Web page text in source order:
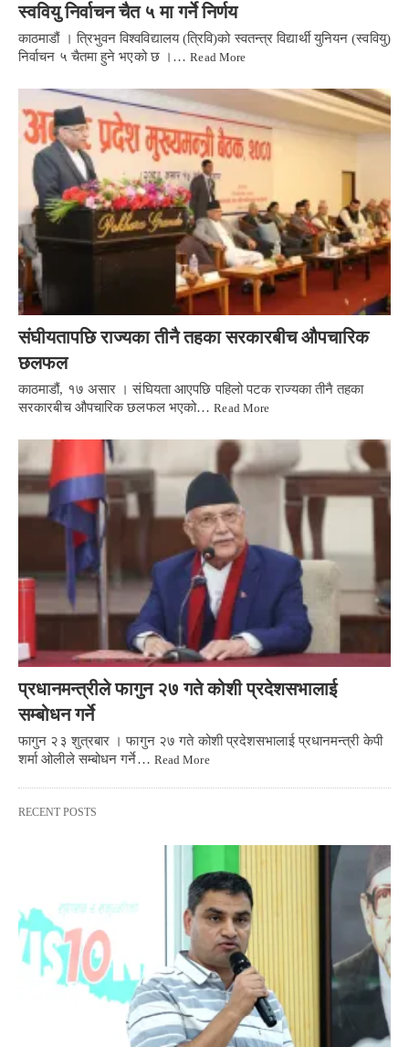
स्ववियु निर्वाचन चैत ५ मा गर्ने निर्णय
काठमाडौं । त्रिभुवन विश्वविद्यालय (त्रिवि)को स्वतन्त्र विद्यार्थी युनियन (स्ववियु)
निर्वाचन ५ चैतमा हुने भएको छ ।…Read More
संघीयतापछि राज्यका तीनै तहका सरकारबीच औपचारिक
छलफल
काठमाडौं, १७ असार । संघियता आएपछि पहिलो पटक राज्यका तीनै तहका
सरकारबीच औपचारिक छलफल भएको…Read More
प्रधानमन्त्रीले फागुन २७ गते कोशी प्रदेशसभालाई
सम्बोधन गर्ने
फागुन २३ शुत्रबार । फागुन २७ गते कोशी प्रदेशसभालाई प्रधानमन्त्री केपी
शर्मा ओलीले सम्बोधन गर्ने… Read More
RECENT POSTS